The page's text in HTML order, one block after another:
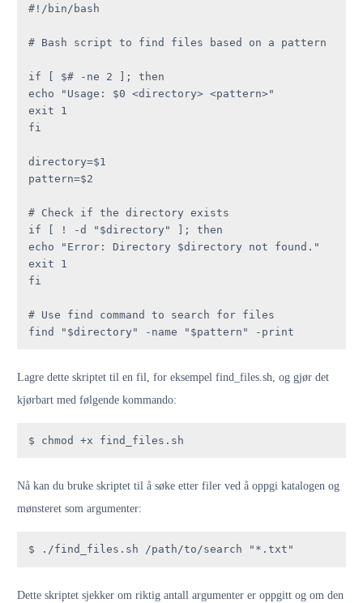
#!/bin/bash
# Bash script to find files based on a pattern
if [ $# -ne 2 ]; then
echo "Usage: $0 <directory> <pattern>"
exit 1
fi
directory=$1
pattern=$2
# Check if the directory exists
if [ ! -d "$directory" ]; then
echo "Error: Directory $directory not found."
exit 1
fi
# Use find command to search for files
find "$directory" -name "$pattern" -print
Lagre dette skriptet til en fil, for eksempel find_files.sh, og gjør det
kjørbart med følgende kommando:
$ chmod +x find_files.sh
Nå kan du bruke skriptet til å søke etter filer ved å oppgi katalogen og
mønsteret som argumenter:
$ ./find_files.sh /path/to/search "*.txt"
Dette skriptet sjekker om riktig antall argumenter er oppgitt og om den